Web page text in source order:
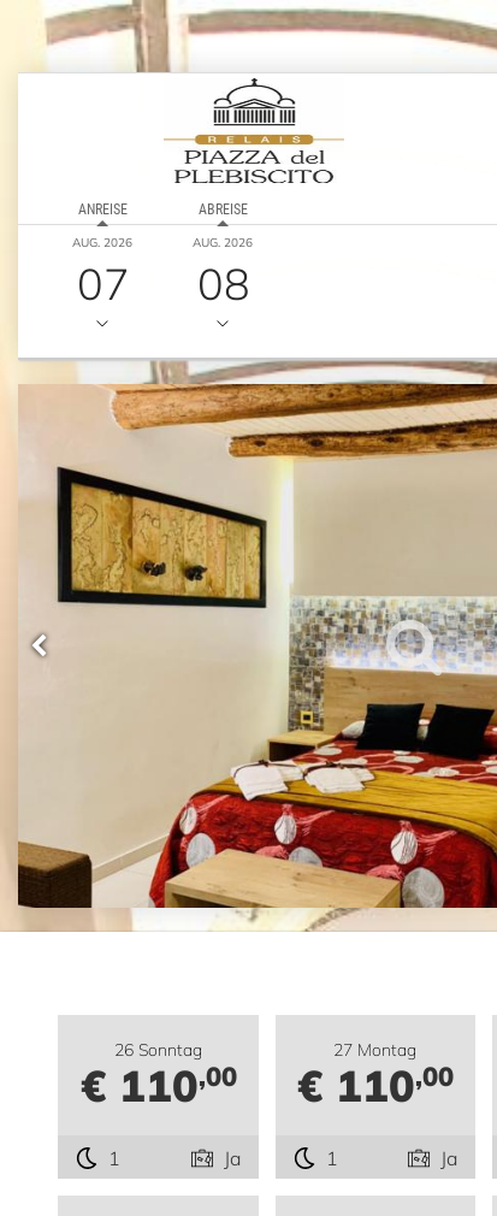
ANREISE
AUG. 2026
07
ABREISE
AUG. 2026
08
26 Sonntag
€ 110,00
1 Ja
27 Montag
€ 110,00
1 Ja